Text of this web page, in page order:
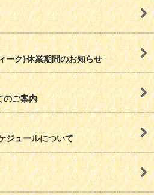
ク)休業期間のお知らせ
のご案内
ジュールについて